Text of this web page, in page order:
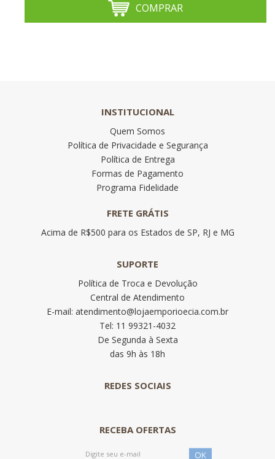
COMPRAR
INSTITUCIONAL
Quem Somos
Política de Privacidade e Segurança
Política de Entrega
Formas de Pagamento
Programa Fidelidade
FRETE GRÁTIS
Acima de R$500 para os Estados de SP, RJ e MG
SUPORTE
Política de Troca e Devolução
Central de Atendimento
E-mail: atendimento@lojaemporioecia.com.br
Tel: 11 99321-4032
De Segunda à Sexta
das 9h às 18h
REDES SOCIAIS
RECEBA OFERTAS